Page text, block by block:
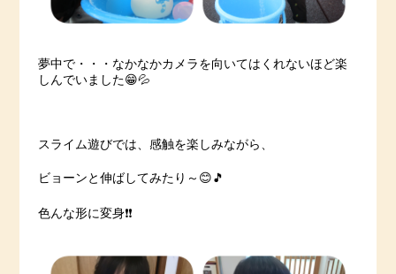
夢中で・・・なかなかカメラを向いてはくれないほど楽
しんでいました😁💦
スライム遊びでは、感触を楽しみながら、
ビョーンと伸ばしてみたり～😊🎵
色んな形に変身❗️❗️